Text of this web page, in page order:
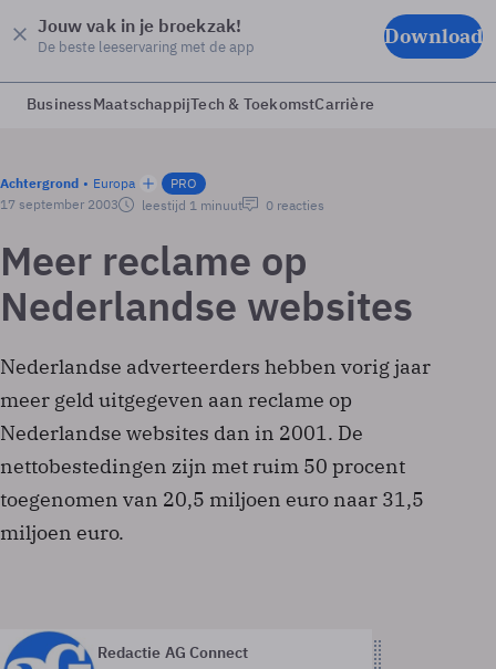
Jouw vak in je broekzak!
De beste leeservaring met de app Download
BusinessMaatschappijTech & ToekomstCarrière
Achtergrond Europa
PRO
17 september 2003
leestijd 1 minuut 0 reacties
Meer reclame op
Nederlandse websites
Nederlandse adverteerders hebben vorig jaar
meer geld uitgegeven aan reclame op
Nederlandse websites dan in 2001. De
nettobestedingen zijn met ruim 50 procent
toegenomen van 20,5 miljoen euro naar 31,5
miljoen euro.
Redactie AG Connect